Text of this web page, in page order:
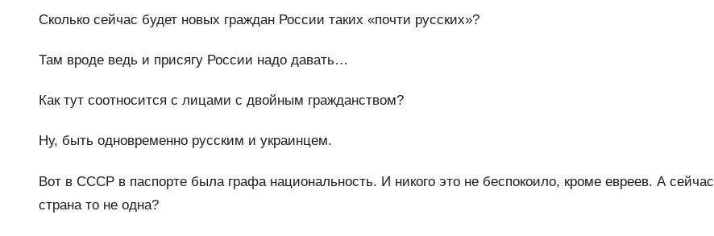
Сколько сейчас будет новых граждан России таких «почти русских»?
Там вроде ведь и присягу России надо давать…
Как тут соотносится с лицами с двойным гражданством?
Ну, быть одновременно русским и украинцем.
Вот в СССР в паспорте была графа национальность. И никого это не беспокоило, кроме евреев. А сейчас
страна то не одна?